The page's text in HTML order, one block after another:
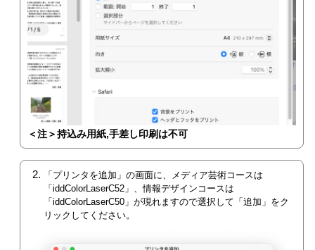
＜注＞持込み用紙,手差し印刷は不可
「プリンタを追加」の画面に、メディア芸術コースは
「iddColorLaserC52」、情報デザインコースは
「iddColorLaserC50」が現れますので選択して「追加」をク
リックしてください。